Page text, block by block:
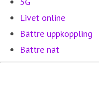
Livet online
Bättre uppkoppling
Bättre nät